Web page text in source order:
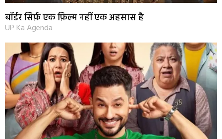
बॉर्डर सिर्फ़ एक फ़िल्म नहीं एक अहसास है
UP Ka Agenda